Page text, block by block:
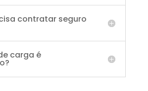
contratar seguro
carga é